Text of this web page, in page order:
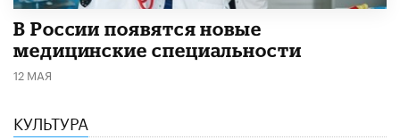
В России появятся новые
медицинские специальности
12 МАЯ
КУЛЬТУРА